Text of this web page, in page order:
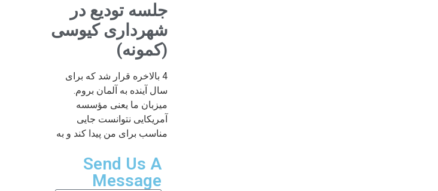
جلسه تودیع در
شهرداری کیوسی
(کمونه)
4 بالاخره قرار شد که برای
سال آینده به آلمان بروم.
میزبان ما یعنی مؤسسه
آمریکایی نتوانست جایی
مناسب برای من پیدا کند و به
Send Us A
Message